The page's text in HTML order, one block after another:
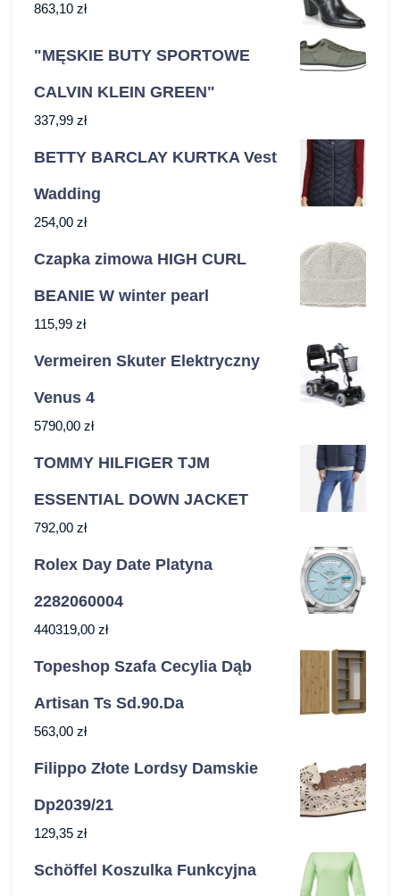
863,10 zł
"MĘSKIE BUTY SPORTOWE
CALVIN KLEIN GREEN"
337,99 zł
BETTY BARCLAY KURTKA Vest
Wadding
254,00 zł
Czapka zimowa HIGH CURL
BEANIE W winter pearl
115,99 zł
Vermeiren Skuter Elektryczny
Venus 4
5790,00 zł
TOMMY HILFIGER TJM
ESSENTIAL DOWN JACKET
792,00 zł
Rolex Day Date Platyna
2282060004
440319,00 zł
Topeshop Szafa Cecylia Dąb
Artisan Ts Sd.90.Da
563,00 zł
Filippo Złote Lordsy Damskie
Dp2039/21
129,35 zł
Schöffel Koszulka Funkcyjna